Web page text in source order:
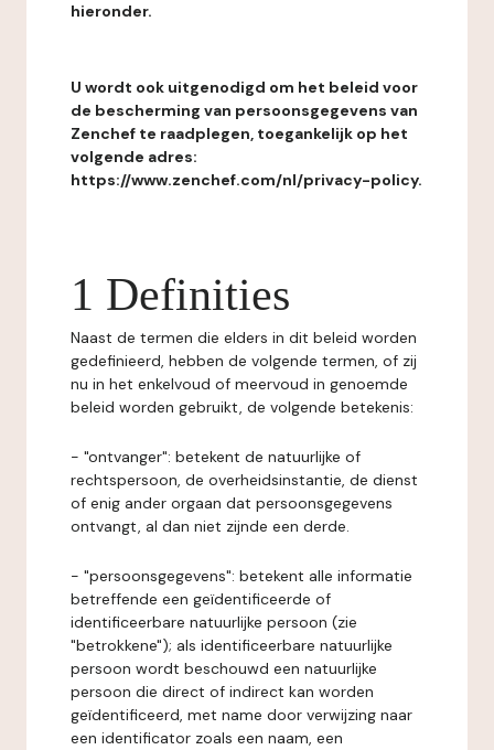
hieronder.
U wordt ook uitgenodigd om het beleid voor
de bescherming van persoonsgegevens van
Zenchef te raadplegen, toegankelijk op het
volgende adres:
https://www.zenchef.com/nl/privacy-policy.
1 Definities
Naast de termen die elders in dit beleid worden
gedefinieerd, hebben de volgende termen, of zij
nu in het enkelvoud of meervoud in genoemde
beleid worden gebruikt, de volgende betekenis:
- "ontvanger": betekent de natuurlijke of
rechtspersoon, de overheidsinstantie, de dienst
of enig ander orgaan dat persoonsgegevens
ontvangt, al dan niet zijnde een derde.
- "persoonsgegevens": betekent alle informatie
betreffende een geïdentificeerde of
identificeerbare natuurlijke persoon (zie
"betrokkene"); als identificeerbare natuurlijke
persoon wordt beschouwd een natuurlijke
persoon die direct of indirect kan worden
geïdentificeerd, met name door verwijzing naar
een identificator zoals een naam, een